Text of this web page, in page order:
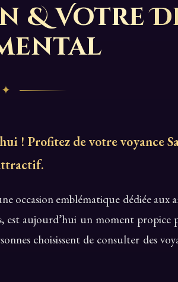
& Votre
✦
! Profitez de votre voyance
occasion emblématique dédiée
est aujourd’hui un moment
choisissent de consulter des